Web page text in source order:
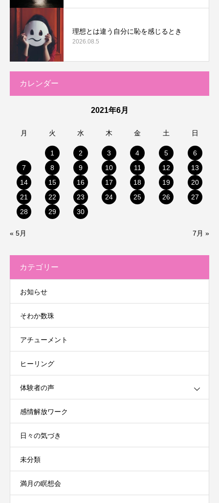
理想とは違う自分に恥を感じるとき
2026.08.5
カレンダー
2021年6月
月 火 水 木 金 土 日
1 2 3 4 5
6
7
8 9 10 11 12
13
14
15 16 17 18 19
20
21
22 23 24 25 26
27
28
29 30
« 5月 7月 »
カテゴリー
お知らせ
そわか数珠
アチューメント
ヒーリング
体験者の声
感情解放ワーク
日々の気づき
未分類
満月の瞑想会